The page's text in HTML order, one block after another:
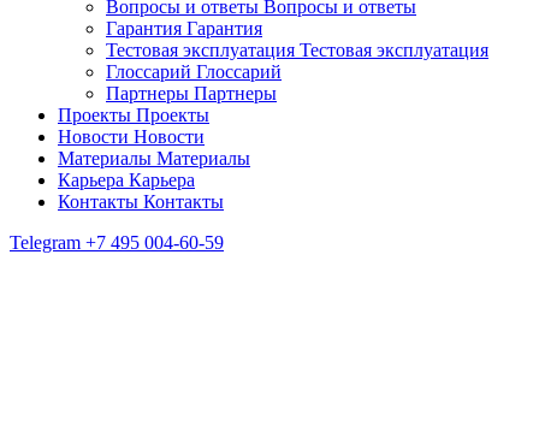
Вопросы и ответы Вопросы и ответы
Гарантия Гарантия
Тестовая эксплуатация Тестовая эксплуатация
Глоссарий Глоссарий
Партнеры Партнеры
Проекты Проекты
Новости Новости
Материалы Материалы
Карьера Карьера
Контакты Контакты
Telegram +7 495 004-60-59